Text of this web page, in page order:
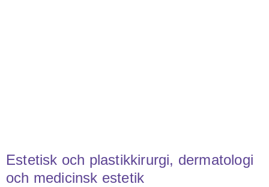
Estetisk och plastikkirurgi, dermatologi
och medicinsk estetik